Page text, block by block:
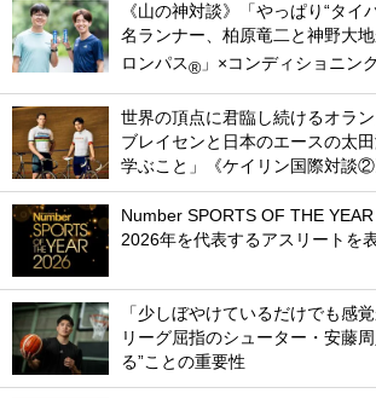
《山の神対談》「やっぱり“タイ
名ランナー、柏原竜二と神野大
ロンパス® 」×コンディショニン
世界の頂点に君臨し続けるオラ
ブレイセンと日本のエースの太
学ぶこと」《ケイリン国際対談②
Number SPORTS OF THE YEAR
2026年を代表するアスリートを
「少しぼやけているだけでも感
リーグ屈指のシューター・安藤
る”ことの重要性